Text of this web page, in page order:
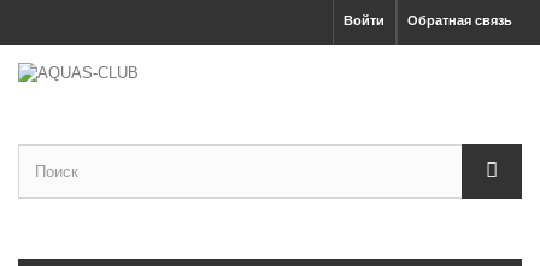
Обратная связь
Войти